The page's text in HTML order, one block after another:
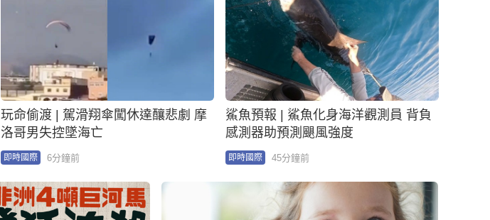
玩命偷渡 | 駕滑翔傘闖休達釀悲劇 摩
洛哥男失控墜海亡
即時國際 6分鐘前
鯊魚預報 | 鯊魚化身海洋觀測員 背負
感測器助預測颶風強度
即時國際 45分鐘前